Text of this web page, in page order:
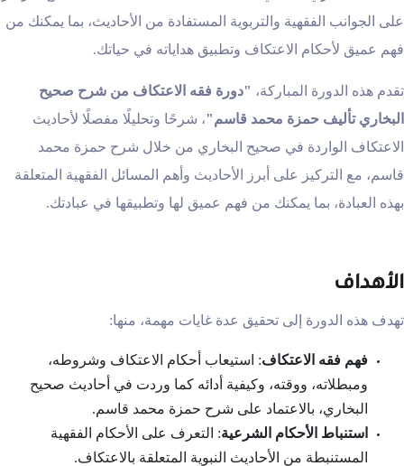
على الجوانب الفقهية والتربوية المستفادة من الأحاديث، بما يمكنك من
فهم عميق لأحكام الاعتكاف وتطبيق هداياته في حياتك.
تقدم هذه الدورة المباركة، "دورة فقه الاعتكاف من شرح صحيح
البخاري تأليف حمزة محمد قاسم "، شرحًا وتحليلًا مفصلًا لأحاديث
الاعتكاف الواردة في صحيح البخاري من خلال شرح حمزة محمد
قاسم، مع التركيز على أبرز الأحاديث وأهم المسائل الفقهية المتعلقة
بهذه العبادة، بما يمكنك من فهم عميق لها وتطبيقها في عبادتك.
الأهداف
تهدف هذه الدورة إلى تحقيق عدة غايات مهمة، منها:
فهم فقه الاعتكاف: استيعاب أحكام الاعتكاف وشروطه،
ومبطلاته، ووقته، وكيفية أدائه كما وردت في أحاديث صحيح
البخاري، بالاعتماد على شرح حمزة محمد قاسم.
استنباط الأحكام الشرعية: التعرف على الأحكام الفقهية
المستنبطة من الأحاديث النبوية المتعلقة بالاعتكاف.